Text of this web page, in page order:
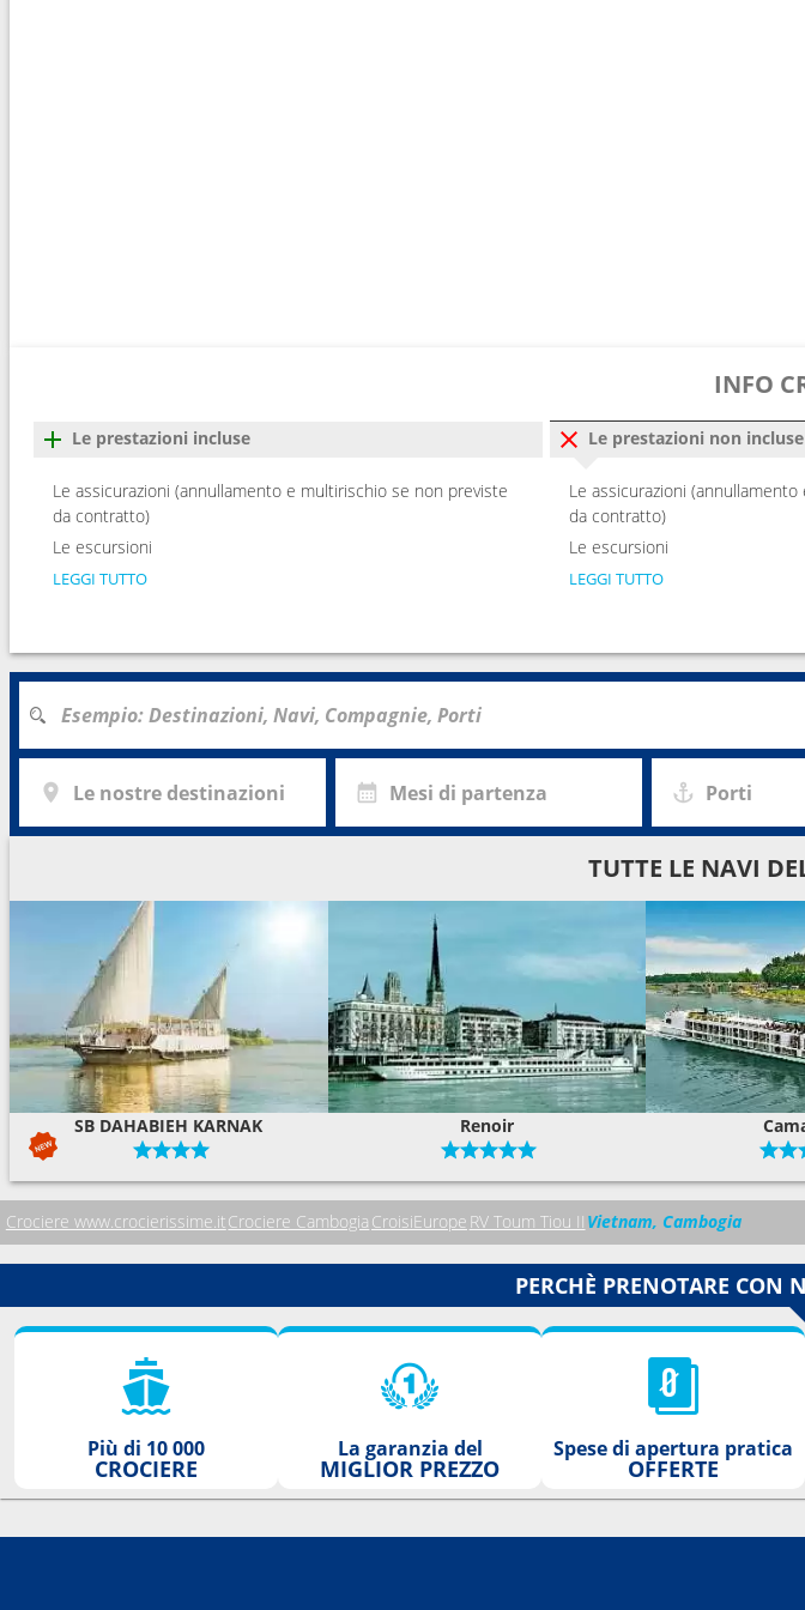
INFO
Le prestazioni incluse
Le assicurazioni (annullamento e multirischio se non previste
da contratto)
Le escursioni
LEGGI TUTTO
Le prestazioni non incluse
Le assicurazioni
da contratto)
Le escursioni
LEGGI TUTTO
Le nostre destinazioni Mesi di partenza Porti
TUTTE LE NAVI
SB DAHABIEH KARNAK Renoir
Crociere www.crocierissime.itCrociere Cambogia CroisiEurope RV Toum Tiou II Vietnam, Cambogia
PERCHÈ PRENOTARE CON
Più di 10 000
CROCIERE
La garanzia del
MIGLIOR PREZZO
Spese di apertura pratica
OFFERTE